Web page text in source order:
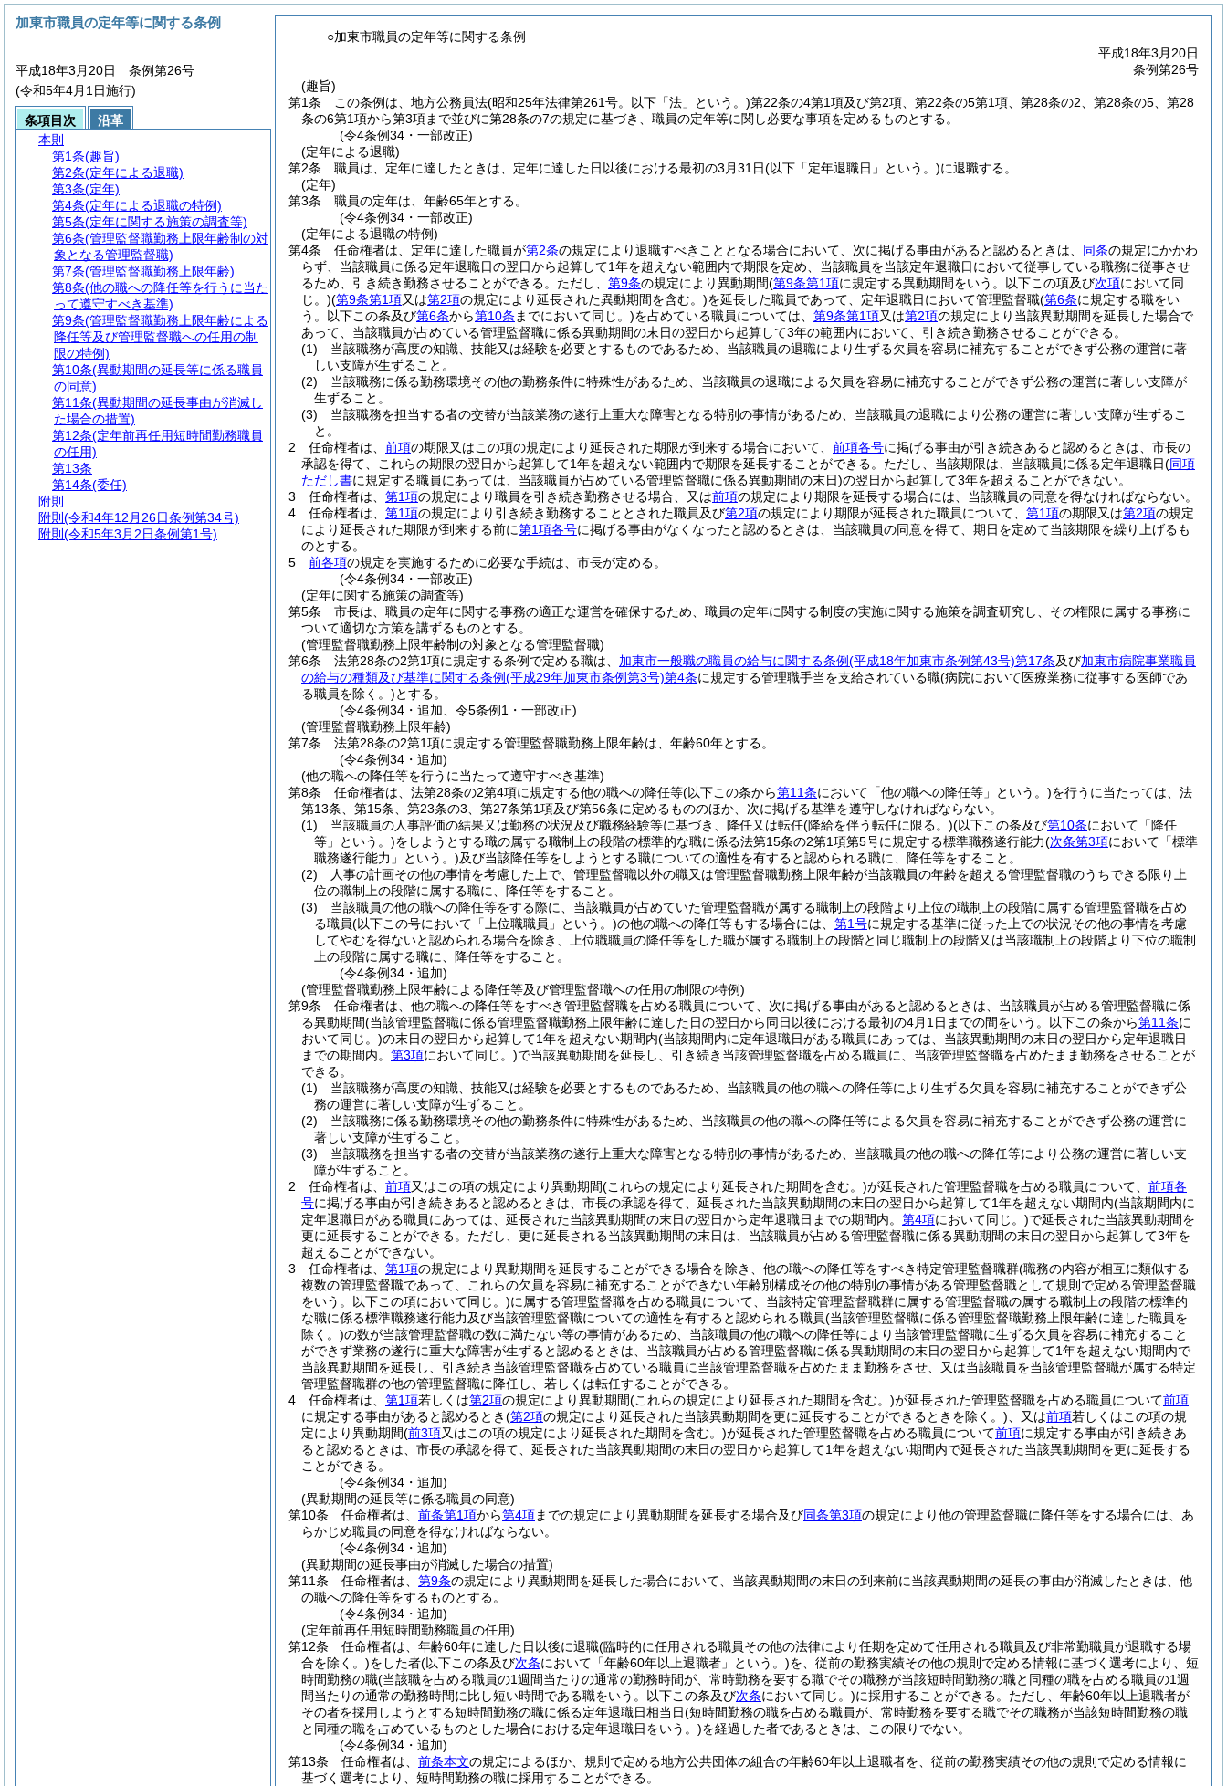
○加東市職員の定年等に関する条例
平成18年3月20日
条例第26号
(趣旨)
第1条
この条例は、地方公務員法(昭和25年法律第261号。以下「法」という。)第22条の4第1項及び第2項、第22条の5第1項、第28条の2、第28条の5、第28
条の6第1項から第3項まで並びに第28条の7の規定に基づき、職員の定年等に関し必要な事項を定めるものとする。
(令4条例34・一部改正)
(定年による退職)
第2条
職員は、定年に達したときは、定年に達した日以後における最初の3月31日(以下「定年退職日」という。)に退職する。
(定年)
第3条
職員の定年は、年齢65年とする。
(令4条例34・一部改正)
(定年による退職の特例)
第4条
任命権者は、定年に達した職員が第2条の規定により退職すべきこととなる場合において、次に掲げる事由があると認めるときは、 同条の規定にかかわ
らず、当該職員に係る定年退職日の翌日から起算して1年を超えない範囲内で期限を定め、当該職員を当該定年退職日において従事している職務に従事させ
るため、引き続き勤務させることができる。 ただし、 第9条の規定により異動期間(第9条第1項に規定する異動期間をいう。以下この項及び次項において同
じ。)(第9条第1項又は第2項の規定により延長された異動期間を含む。)を延長した職員であって、定年退職日において管理監督職(第6条に規定する職をい
う。以下この条及び第6条から第10条 までにおいて同じ。)を占めている職員については、 第9条第1項又は第2項の規定により当該異動期間を延長した場合で
あって、当該職員が占めている管理監督職に係る異動期間の末日の翌日から起算して3年の範囲内において、引き続き勤務させることができる。
(1)
当該職務が高度の知識、技能又は経験を必要とするものであるため、当該職員の退職により生ずる欠員を容易に補充することができず公務の運営に著
しい支障が生ずること。
(2)
当該職務に係る勤務環境その他の勤務条件に特殊性があるため、当該職員の退職による欠員を容易に補充することができず公務の運営に著しい支障が
生ずること。
(3)
当該職務を担当する者の交替が当該業務の遂行上重大な障害となる特別の事情があるため、当該職員の退職により公務の運営に著しい支障が生ずるこ
と。
2
任命権者は、 前項の期限又はこの項の規定により延長された期限が到来する場合において、 前項各号に掲げる事由が引き続きあると認めるときは、市長の
承認を得て、これらの期限の翌日から起算して1年を超えない範囲内で期限を延長することができる。 ただし、当該期限は、当該職員に係る定年退職日(同項
ただし書に規定する職員にあっては、当該職員が占めている管理監督職に係る異動期間の末日)の翌日から起算して3年を超えることができない。
3
任命権者は、 第1項の規定により職員を引き続き勤務させる場合、又は前項の規定により期限を延長する場合には、当該職員の同意を得なければならない。
4
任命権者は、 第1項の規定により引き続き勤務することとされた職員及び第2項の規定により期限が延長された職員について、 第1項の期限又は第2項の規定
により延長された期限が到来する前に第1項各号に掲げる事由がなくなったと認めるときは、当該職員の同意を得て、期日を定めて当該期限を繰り上げるも
のとする。
5
前各項の規定を実施するために必要な手続は、市長が定める。
(令4条例34・一部改正)
(定年に関する施策の調査等)
第5条
市長は、職員の定年に関する事務の適正な運営を確保するため、職員の定年に関する制度の実施に関する施策を調査研究し、その権限に属する事務に
ついて適切な方策を講ずるものとする。
(管理監督職勤務上限年齢制の対象となる管理監督職)
第6条
法第28条の2第1項に規定する条例で定める職は、 加東市一般職の職員の給与に関する条例(平成18年加東市条例第43号)第17条及び加東市病院事業職員
の給与の種類及び基準に関する条例(平成29年加東市条例第3号)第4条に規定する管理職手当を支給されている職(病院において医療業務に従事する医師であ
る職員を除く。)とする。
(令4条例34・追加、令5条例1・一部改正)
(管理監督職勤務上限年齢)
第7条
法第28条の2第1項に規定する管理監督職勤務上限年齢は、年齢60年とする。
(令4条例34・追加)
(他の職への降任等を行うに当たって遵守すべき基準)
第8条
任命権者は、法第28条の2第4項に規定する他の職への降任等(以下この条から第11条において「他の職への降任等」という。)を行うに当たっては、法
第13条、第15条、第23条の3、第27条第1項及び第56条に定めるもののほか、次に掲げる基準を遵守しなければならない。
(1)
当該職員の人事評価の結果又は勤務の状況及び職務経験等に基づき、降任又は転任(降給を伴う転任に限る。)(以下この条及び第10条において「降任
等」という。)をしようとする職の属する職制上の段階の標準的な職に係る法第15条の2第1項第5号に規定する標準職務遂行能力(次条第3項において「標準
職務遂行能力」という。)及び当該降任等をしようとする職についての適性を有すると認められる職に、降任等をすること。
(2)
人事の計画その他の事情を考慮した上で、管理監督職以外の職又は管理監督職勤務上限年齢が当該職員の年齢を超える管理監督職のうちできる限り上
位の職制上の段階に属する職に、降任等をすること。
(3)
当該職員の他の職への降任等をする際に、当該職員が占めていた管理監督職が属する職制上の段階より上位の職制上の段階に属する管理監督職を占め
る職員(以下この号において「上位職職員」という。)の他の職への降任等もする場合には、 第1号に規定する基準に従った上での状況その他の事情を考慮
してやむを得ないと認められる場合を除き、上位職職員の降任等をした職が属する職制上の段階と同じ職制上の段階又は当該職制上の段階より下位の職制
上の段階に属する職に、降任等をすること。
(令4条例34・追加)
(管理監督職勤務上限年齢による降任等及び管理監督職への任用の制限の特例)
第9条
任命権者は、他の職への降任等をすべき管理監督職を占める職員について、次に掲げる事由があると認めるときは、当該職員が占める管理監督職に係
る異動期間(当該管理監督職に係る管理監督職勤務上限年齢に達した日の翌日から同日以後における最初の4月1日までの間をいう。以下この条から第11条に
おいて同じ。)の末日の翌日から起算して1年を超えない期間内(当該期間内に定年退職日がある職員にあっては、当該異動期間の末日の翌日から定年退職日
までの期間内。 第3項において同じ。)で当該異動期間を延長し、引き続き当該管理監督職を占める職員に、当該管理監督職を占めたまま勤務をさせることが
できる。
(1)
当該職務が高度の知識、技能又は経験を必要とするものであるため、当該職員の他の職への降任等により生ずる欠員を容易に補充することができず公
務の運営に著しい支障が生ずること。
(2)
当該職務に係る勤務環境その他の勤務条件に特殊性があるため、当該職員の他の職への降任等による欠員を容易に補充することができず公務の運営に
著しい支障が生ずること。
(3)
当該職務を担当する者の交替が当該業務の遂行上重大な障害となる特別の事情があるため、当該職員の他の職への降任等により公務の運営に著しい支
障が生ずること。
2
任命権者は、 前項又はこの項の規定により異動期間(これらの規定により延長された期間を含む。)が延長された管理監督職を占める職員について、 前項各
号に掲げる事由が引き続きあると認めるときは、市長の承認を得て、延長された当該異動期間の末日の翌日から起算して1年を超えない期間内(当該期間内に
定年退職日がある職員にあっては、延長された当該異動期間の末日の翌日から定年退職日までの期間内。 第4項において同じ。)で延長された当該異動期間を
更に延長することができる。 ただし、更に延長される当該異動期間の末日は、当該職員が占める管理監督職に係る異動期間の末日の翌日から起算して3年を
超えることができない。
3
任命権者は、 第1項の規定により異動期間を延長することができる場合を除き、他の職への降任等をすべき特定管理監督職群(職務の内容が相互に類似する
複数の管理監督職であって、これらの欠員を容易に補充することができない年齢別構成その他の特別の事情がある管理監督職として規則で定める管理監督職
をいう。以下この項において同じ。)に属する管理監督職を占める職員について、当該特定管理監督職群に属する管理監督職の属する職制上の段階の標準的
な職に係る標準職務遂行能力及び当該管理監督職についての適性を有すると認められる職員(当該管理監督職に係る管理監督職勤務上限年齢に達した職員を
除く。)の数が当該管理監督職の数に満たない等の事情があるため、当該職員の他の職への降任等により当該管理監督職に生ずる欠員を容易に補充すること
ができず業務の遂行に重大な障害が生ずると認めるときは、当該職員が占める管理監督職に係る異動期間の末日の翌日から起算して1年を超えない期間内で
当該異動期間を延長し、引き続き当該管理監督職を占めている職員に当該管理監督職を占めたまま勤務をさせ、又は当該職員を当該管理監督職が属する特定
管理監督職群の他の管理監督職に降任し、若しくは転任することができる。
4
任命権者は、 第1項若しくは第2項の規定により異動期間(これらの規定により延長された期間を含む。)が延長された管理監督職を占める職員について前項
に規定する事由があると認めるとき(第2項の規定により延長された当該異動期間を更に延長することができるときを除く。) 、又は前項若しくはこの項の規
定により異動期間(前3項又はこの項の規定により延長された期間を含む。)が延長された管理監督職を占める職員について前項に規定する事由が引き続きあ
ると認めるときは、市長の承認を得て、延長された当該異動期間の末日の翌日から起算して1年を超えない期間内で延長された当該異動期間を更に延長する
ことができる。
(令4条例34・追加)
(異動期間の延長等に係る職員の同意)
第10条
任命権者は、 前条第1項から第4項までの規定により異動期間を延長する場合及び同条第3項の規定により他の管理監督職に降任等をする場合には、あ
らかじめ職員の同意を得なければならない。
(令4条例34・追加)
(異動期間の延長事由が消滅した場合の措置)
第11条
任命権者は、 第9条の規定により異動期間を延長した場合において、当該異動期間の末日の到来前に当該異動期間の延長の事由が消滅したときは、他
の職への降任等をするものとする。
(令4条例34・追加)
(定年前再任用短時間勤務職員の任用)
第12条
任命権者は、年齢60年に達した日以後に退職(臨時的に任用される職員その他の法律により任期を定めて任用される職員及び非常勤職員が退職する場
合を除く。)をした者(以下この条及び次条において「年齢60年以上退職者」という。)を、従前の勤務実績その他の規則で定める情報に基づく選考により、短
時間勤務の職(当該職を占める職員の1週間当たりの通常の勤務時間が、常時勤務を要する職でその職務が当該短時間勤務の職と同種の職を占める職員の1週
間当たりの通常の勤務時間に比し短い時間である職をいう。以下この条及び次条において同じ。)に採用することができる。 ただし、年齢60年以上退職者が
その者を採用しようとする短時間勤務の職に係る定年退職日相当日(短時間勤務の職を占める職員が、常時勤務を要する職でその職務が当該短時間勤務の職
と同種の職を占めているものとした場合における定年退職日をいう。)を経過した者であるときは、この限りでない。
(令4条例34・追加)
第13条
任命権者は、 前条本文の規定によるほか、規則で定める地方公共団体の組合の年齢60年以上退職者を、従前の勤務実績その他の規則で定める情報に
基づく選考により、短時間勤務の職に採用することができる。
加東市職員の定年等に関する条例
平成18年3月20日 条例第26号
(令和5年4月1日施行)
条項目次
沿革
本則
第1条(趣旨)
第2条(定年による退職)
第3条(定年)
第4条(定年による退職の特例)
第5条(定年に関する施策の調査等)
第6条(管理監督職勤務上限年齢制の対
象となる管理監督職)
第7条(管理監督職勤務上限年齢)
第8条(他の職への降任等を行うに当た
って遵守すべき基準)
第9条(管理監督職勤務上限年齢による
降任等及び管理監督職への任用の制
限の特例)
第10条(異動期間の延長等に係る職員
の同意)
第11条(異動期間の延長事由が消滅し
た場合の措置)
第12条(定年前再任用短時間勤務職員
の任用)
第13条
第14条(委任)
附則
附則 (令和4年12月26日条例第34号)
附則 (令和5年3月2日条例第1号)